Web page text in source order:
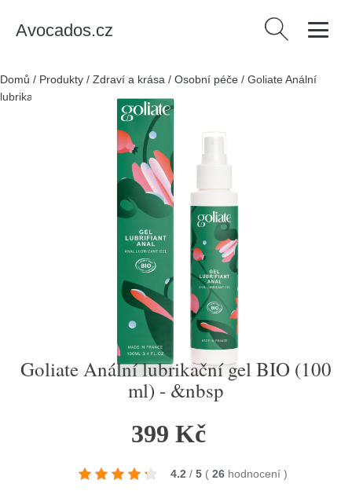
Avocados.cz Vyhledávání
Domů / Produkty / Zdraví a krása / Osobní péče / Goliate Anální
lubrikační gel BIO (100 ml) - &nbsp
Goliate Anální lubrikační gel BIO (100
ml) - &nbsp
399 Kč
4.2 / 5 ( 26 hodnocení )